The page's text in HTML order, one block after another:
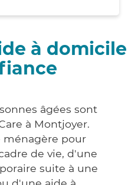
à domicile
âgées sont
à Montjoyer.
ménagère pour
de vie, d'une
suite à une